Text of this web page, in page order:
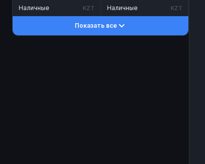
Наличные KZT Наличные KZT
Показать все